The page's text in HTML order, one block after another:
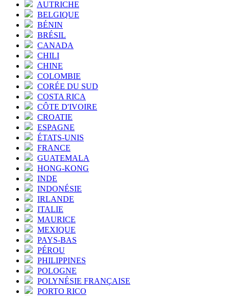
AUTRICHE
BELGIQUE
BÉNIN
BRÉSIL
CANADA
CHILI
CHINE
COLOMBIE
CORÉE DU SUD
COSTA RICA
CÔTE D'IVOIRE
CROATIE
ESPAGNE
ÉTATS-UNIS
FRANCE
GUATEMALA
HONG-KONG
INDE
INDONÉSIE
IRLANDE
ITALIE
MAURICE
MEXIQUE
PAYS-BAS
PÉROU
PHILIPPINES
POLOGNE
POLYNÉSIE FRANÇAISE
PORTO RICO